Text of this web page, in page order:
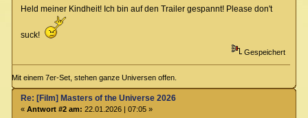
Held meiner Kindheit! Ich bin auf den Trailer gespannt! Please don't
suck!
Gespeichert
Mit einem 7er-Set, stehen ganze Universen offen.
Re: [Film] Masters of the Universe 2026
« Antwort #2 am: 22.01.2026 | 07:05 »